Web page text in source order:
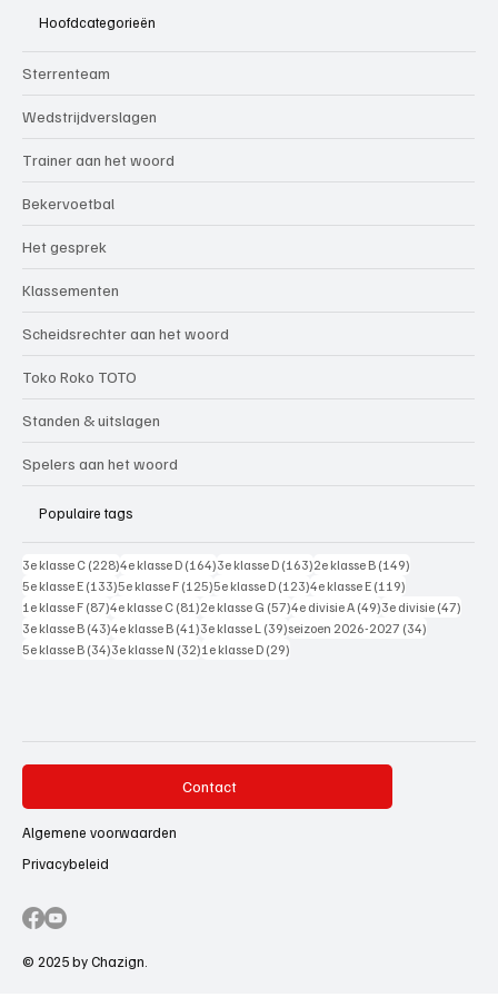
Hoofdcategorieën
Sterrenteam
Wedstrijdverslagen
Trainer aan het woord
Bekervoetbal
Het gesprek
Klassementen
Scheidsrechter aan het woord
Toko Roko TOTO
Standen & uitslagen
Spelers aan het woord
Populaire tags
3e klasse C (228)228 posts
4e klasse D (164)164 posts
3e klasse D (163)163 posts
2e klasse B (149)
5e klasse E (133)133 posts
5e klasse F (125)125 posts
5e klasse D (123)123 posts
4e klasse E (119)
1e klasse F (87)87 posts
4e klasse C (81)81 posts
2e klasse G (57)57 posts
4e divisie A (49)49 posts
3e divisie (47)
3e klasse B (43)43 posts
4e klasse B (41)41 posts
3e klasse L (39)39 posts
seizoen 2026-2027 (34)
5e klasse B (34)34 posts
3e klasse N (32)32 posts
1e klasse D (29)
Contact
Algemene voorwaarden
Privacybeleid
© 2025 by Chazign.